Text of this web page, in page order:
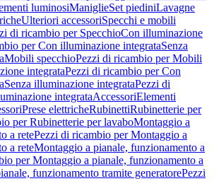
luminosiManiglieSet piediniLavagne
Ulteriori accessoriSpecchi e mobili
di ricambio per SpecchioCon illuminazione
per Con illuminazione integrataSenza
Mobili specchioPezzi di ricambio per Mobili
integrataPezzi di ricambio per Con
Senza illuminazione integrataPezzi di
integrataAccessoriElementi
Prese elettricheRubinettiRubinetterie per
per Rubinetterie per lavaboMontaggio a
a retePezzi di ricambio per Montaggio a
a reteMontaggio a pianale, funzionamento a
per Montaggio a pianale, funzionamento a
funzionamento tramite generatorePezzi